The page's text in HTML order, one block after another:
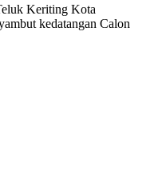
Keriting Kota
kedatangan Calon